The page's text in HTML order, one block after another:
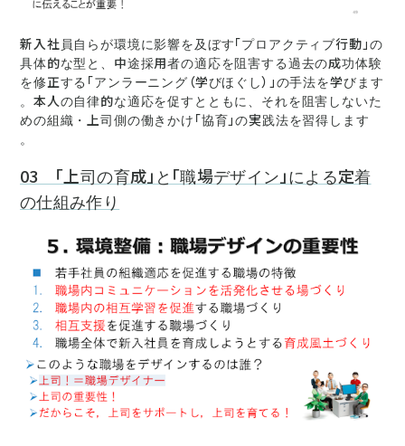
新入社員自らが環境に影響を及ぼす「プロアクティブ行動」の
具体的な型と、中途採用者の適応を阻害する過去の成功体験
を修正する「アンラーニング（学びほぐし）」の手法を学びます
。本人の自律的な適応を促すとともに、それを阻害しないた
めの組織・上司側の働きかけ「協育」の実践法を習得します
。
03 「上司の育成」と「職場デザイン」による定着
の仕組み作り